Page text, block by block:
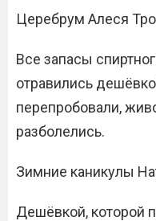
Церебрум Алеся
Все запасы
отравились
перепробовали,
разболелись.
Зимние каникулы
Дешёвкой, которой